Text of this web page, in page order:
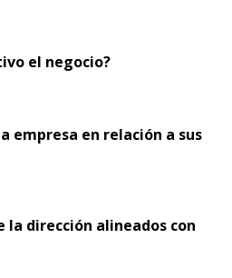
el negocio?
empresa en relación a sus
la dirección alineados con